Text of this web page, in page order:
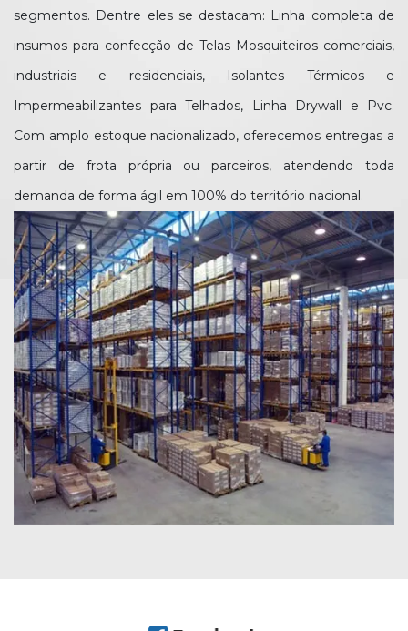
segmentos. Dentre eles se destacam: Linha completa de
insumos para confecção de Telas Mosquiteiros comerciais,
industriais e residenciais, Isolantes Térmicos e
Impermeabilizantes para Telhados, Linha Drywall e Pvc.
Com amplo estoque nacionalizado, oferecemos entregas a
partir de frota própria ou parceiros, atendendo toda
demanda de forma ágil em 100% do território nacional.